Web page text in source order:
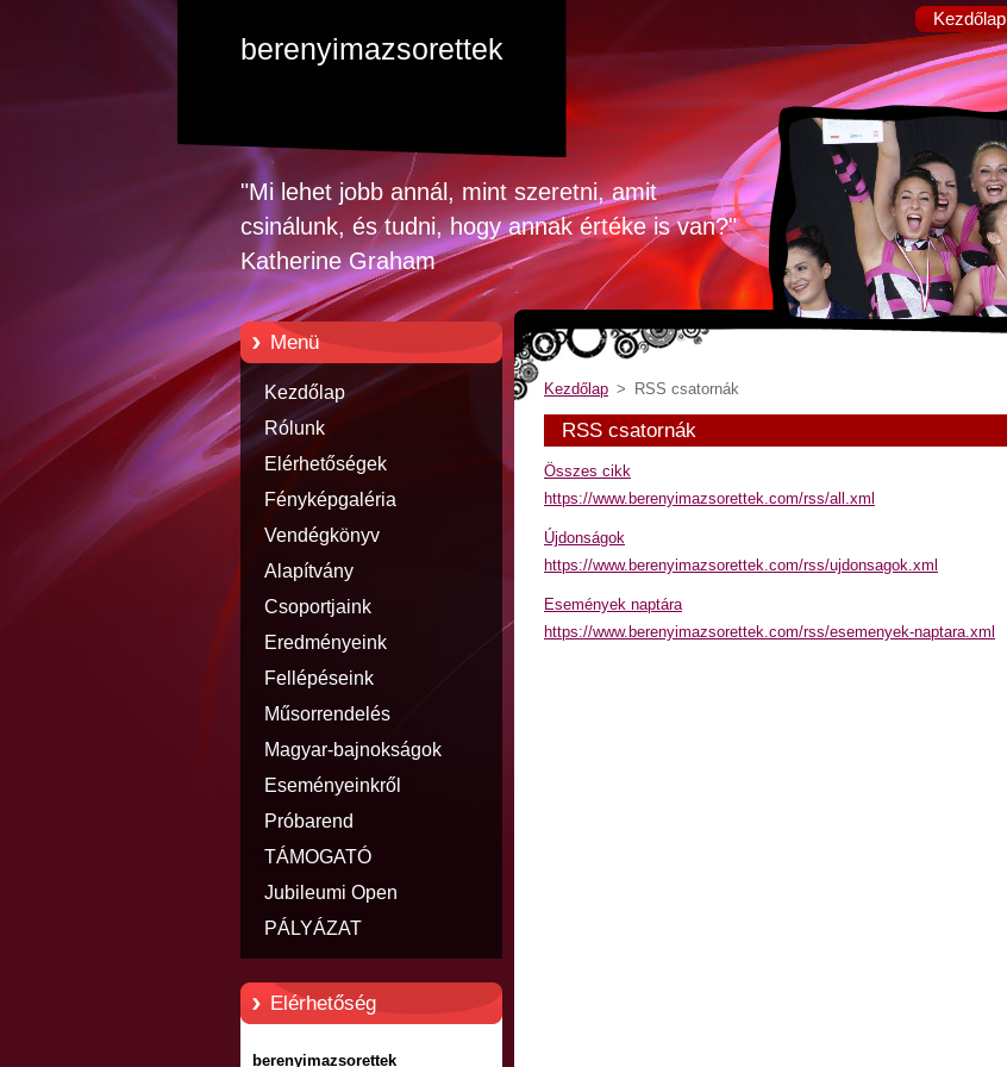
Kezdőlap
berenyimazsorettek
"Mi lehet jobb annál, mint szeretni, amit
csinálunk, és tudni, hogy annak értéke is van?"
Katherine Graham
Menü
Kezdőlap
Rólunk
Elérhetőségek
Fényképgaléria
Vendégkönyv
Alapítvány
Csoportjaink
Eredményeink
Fellépéseink
Műsorrendelés
Magyar-bajnokságok
eredményei
Eseményeinkről
Próbarend
TÁMOGATÓ
Jubileumi Open
PÁLYÁZAT
Elérhetőség
berenyimazsorettek
Kezdőlap > RSS csatornák
RSS csatornák
Összes cikk
https://www.berenyimazsorettek.com/rss/all.xml
Újdonságok
https://www.berenyimazsorettek.com/rss/ujdonsagok.xml
Események naptára
https://www.berenyimazsorettek.com/rss/esemenyek-naptara.xml